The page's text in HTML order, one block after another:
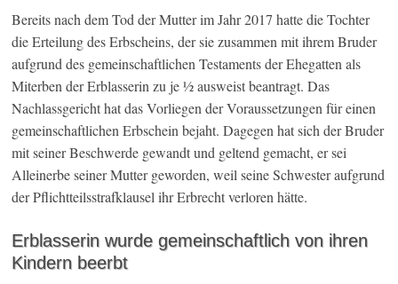
Bereits nach dem Tod der Mutter im Jahr 2017 hatte die Tochter
die Erteilung des Erbscheins, der sie zusammen mit ihrem Bruder
aufgrund des gemeinschaftlichen Testaments der Ehegatten als
Miterben der Erblasserin zu je ½ ausweist beantragt. Das
Nachlassgericht hat das Vorliegen der Voraussetzungen für einen
gemeinschaftlichen Erbschein bejaht. Dagegen hat sich der Bruder
mit seiner Beschwerde gewandt und geltend gemacht, er sei
Alleinerbe seiner Mutter geworden, weil seine Schwester aufgrund
der Pflichtteilsstrafklausel ihr Erbrecht verloren hätte.
Erblasserin wurde gemeinschaftlich von ihren
Kindern beerbt